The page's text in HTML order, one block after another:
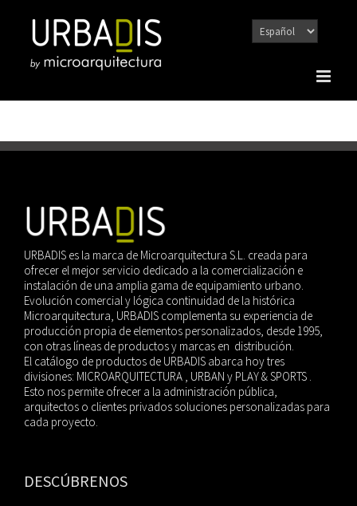
contenido
URBADIS es la marca de Microarquitectura S.L. creada para
ofrecer el mejor servicio dedicado a la comercialización e
instalación de una amplia gama de equipamiento urbano.
Evolución comercial y lógica continuidad de la histórica
Microarquitectura, URBADIS complementa su experiencia de
producción propia de elementos personalizados, desde 1995,
con otras líneas de productos y marcas en distribución.
El catálogo de productos de URBADIS abarca hoy tres
divisiones: MICROARQUITECTURA , URBAN y PLAY & SPORTS .
Esto nos permite ofrecer a la administración pública,
arquitectos o clientes privados soluciones personalizadas para
cada proyecto.
DESCÚBRENOS